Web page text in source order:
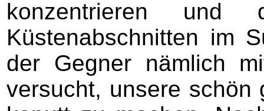
konzentrieren
Küstenabschnitten im
der Gegner nämlich
versucht, unsere schön